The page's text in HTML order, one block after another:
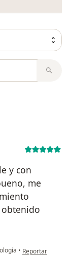
y con
me
• en opinión del
Reportar